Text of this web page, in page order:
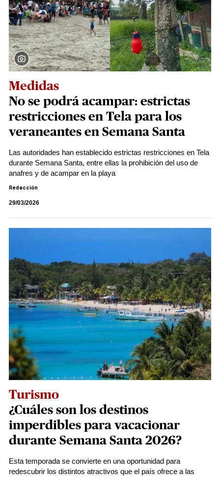
Medidas
No se podrá acampar: estrictas
restricciones en Tela para los
veraneantes en Semana Santa
Las autoridades han establecido estrictas restricciones en Tela
durante Semana Santa, entre ellas la prohibición del uso de
anafres y de acampar en la playa
Redacción
29/03/2026
Turismo
¿Cuáles son los destinos
imperdibles para vacacionar
durante Semana Santa 2026?
Esta temporada se convierte en una oportunidad para
redescubrir los distintos atractivos que el país ofrece a las